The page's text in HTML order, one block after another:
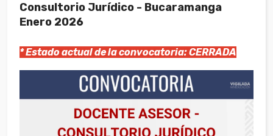
Consultorio Jurídico - Bucaramanga
Enero 2026
* Estado actual de la convocatoria: CERRADA